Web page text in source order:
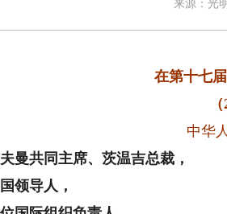
来源： 光
在第十七
中华
共同主席、茨温吉总裁，
导人，